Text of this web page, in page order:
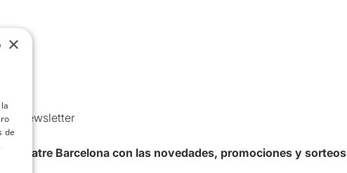
y Newsletter
Teatre Barcelona con las novedades, promociones y sorteos
×
de